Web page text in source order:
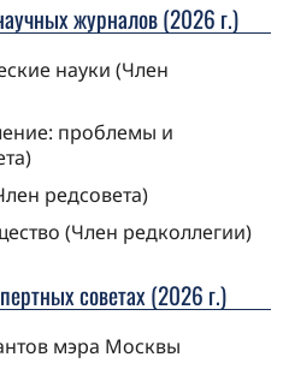
журналов (2026 г.)
науки (Член
проблемы и
редсовета)
(Член редколлегии)
советах (2026 г.)
мэра Москвы